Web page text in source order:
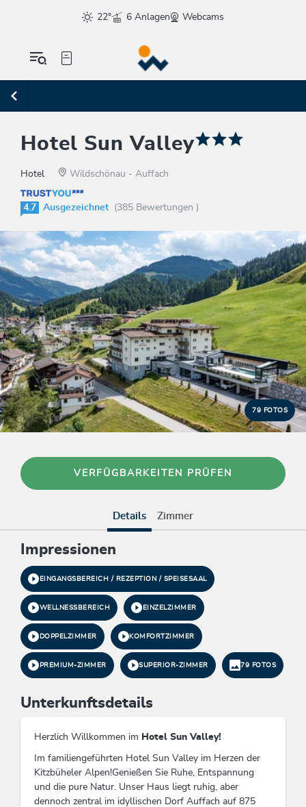
22° 6 Anlagen Webcams
Hotel Sun Valley
Hotel Wildschönau - Auffach
4.7 Ausgezeichnet (385 Bewertungen )
79 FOTOS
VERFÜGBARKEITEN PRÜFEN
Details Zimmer
Impressionen
EINGANGSBEREICH / REZEPTION / SPEISESAAL
WELLNESSBEREICH EINZELZIMMER
DOPPELZIMMER KOMFORTZIMMER
PREMIUM-ZIMMER SUPERIOR-ZIMMER 79 FOTOS
Unterkunftsdetails
Herzlich Willkommen im Hotel Sun Valley!
Im familiengeführten Hotel Sun Valley im Herzen der
Kitzbüheler Alpen!Genießen Sie Ruhe, Entspannung
und die pure Natur. Unser Haus liegt ruhig, aber
dennoch zentral im idyllischen Dorf Auffach auf 875